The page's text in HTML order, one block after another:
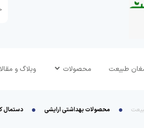
طبیعت محصولات وبلاگ و
محصولات بهداشتی ارایشی دستمال کاغذی 300 برگ